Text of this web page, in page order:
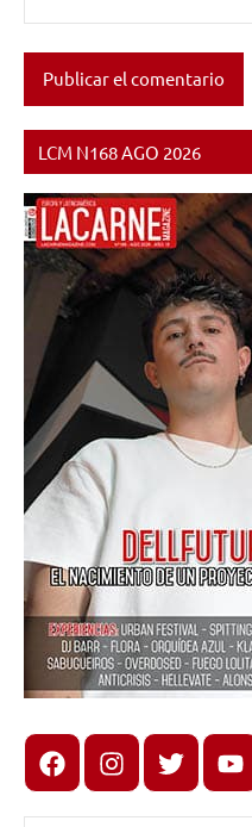
LCM N168 AGO 2026
FacebookInstagram
X